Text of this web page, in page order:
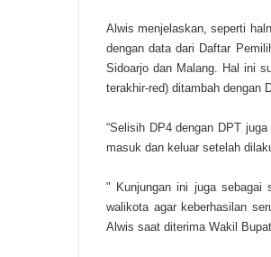
Alwis menjelaskan, seperti
dengan data dari Daftar
Sidoarjo dan Malang. Hal ini
terakhir-red) ditambah dengan
“Selisih DP4 dengan DPT
masuk dan keluar setelah
" Kunjungan ini juga sebagai
walikota agar keberhasilan
Alwis saat diterima Wakil